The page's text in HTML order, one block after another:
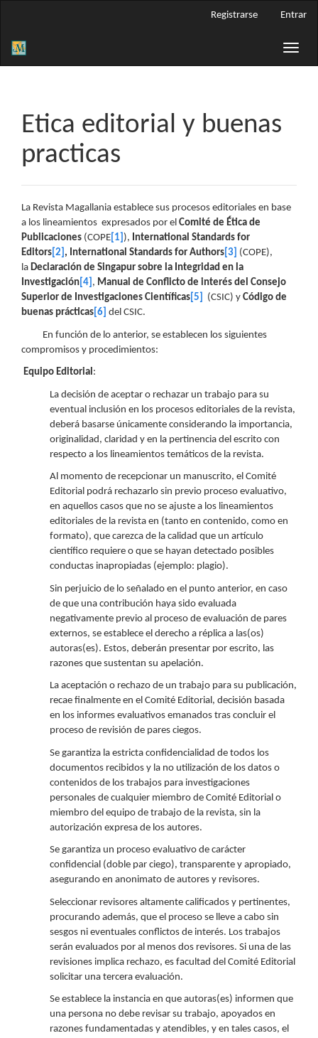
Barra
Registrarse Entrar
Toggle
Etica editorial y buenas
practicas
La Revista Magallania establece sus procesos editoriales en base
a los lineamientos expresados por el Comité de Ética de
Publicaciones (COPE [1] ), International Standards for
Editors [2] , International Standards for Authors [3] (COPE),
la Declaración de Singapur sobre la Integridad en la
Investigación [4] , Manual de Conflicto de interés del Consejo
Superior de Investigaciones Científicas [5] (CSIC) y Código de
buenas prácticas [6] del CSIC.
En función de lo anterior, se establecen los siguientes
compromisos y procedimientos:
Equipo Editorial:
La decisión de aceptar o rechazar un trabajo para su
eventual inclusión en los procesos editoriales de la revista,
deberá basarse únicamente considerando la importancia,
originalidad, claridad y en la pertinencia del escrito con
respecto a los lineamientos temáticos de la revista.
Al momento de recepcionar un manuscrito, el Comité
Editorial podrá rechazarlo sin previo proceso evaluativo,
en aquellos casos que no se ajuste a los lineamientos
editoriales de la revista en (tanto en contenido, como en
formato), que carezca de la calidad que un artículo
científico requiere o que se hayan detectado posibles
conductas inapropiadas (ejemplo: plagio).
Sin perjuicio de lo señalado en el punto anterior, en caso
de que una contribución haya sido evaluada
negativamente previo al proceso de evaluación de pares
externos, se establece el derecho a réplica a las(os)
autoras(es). Estos, deberán presentar por escrito, las
razones que sustentan su apelación.
La aceptación o rechazo de un trabajo para su publicación,
recae finalmente en el Comité Editorial, decisión basada
en los informes evaluativos emanados tras concluir el
proceso de revisión de pares ciegos.
Se garantiza la estricta confidencialidad de todos los
documentos recibidos y la no utilización de los datos o
contenidos de los trabajos para investigaciones
personales de cualquier miembro de Comité Editorial o
miembro del equipo de trabajo de la revista, sin la
autorización expresa de los autores.
Se garantiza un proceso evaluativo de carácter
confidencial (doble par ciego), transparente y apropiado,
asegurando en anonimato de autores y revisores.
Seleccionar revisores altamente calificados y pertinentes,
procurando además, que el proceso se lleve a cabo sin
sesgos ni eventuales conflictos de interés. Los trabajos
serán evaluados por al menos dos revisores. Si una de las
revisiones implica rechazo, es facultad del Comité Editorial
solicitar una tercera evaluación.
Se establece la instancia en que autoras(es) informen que
una persona no debe revisar su trabajo, apoyados en
razones fundamentadas y atendibles, y en tales casos, el